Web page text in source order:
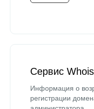
Сервис Whois
Информация о
регистрации